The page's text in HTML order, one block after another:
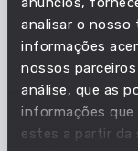
analisar o nosso
informações
nossos
análise, que as
informações
estes a partir da
Pertencente à